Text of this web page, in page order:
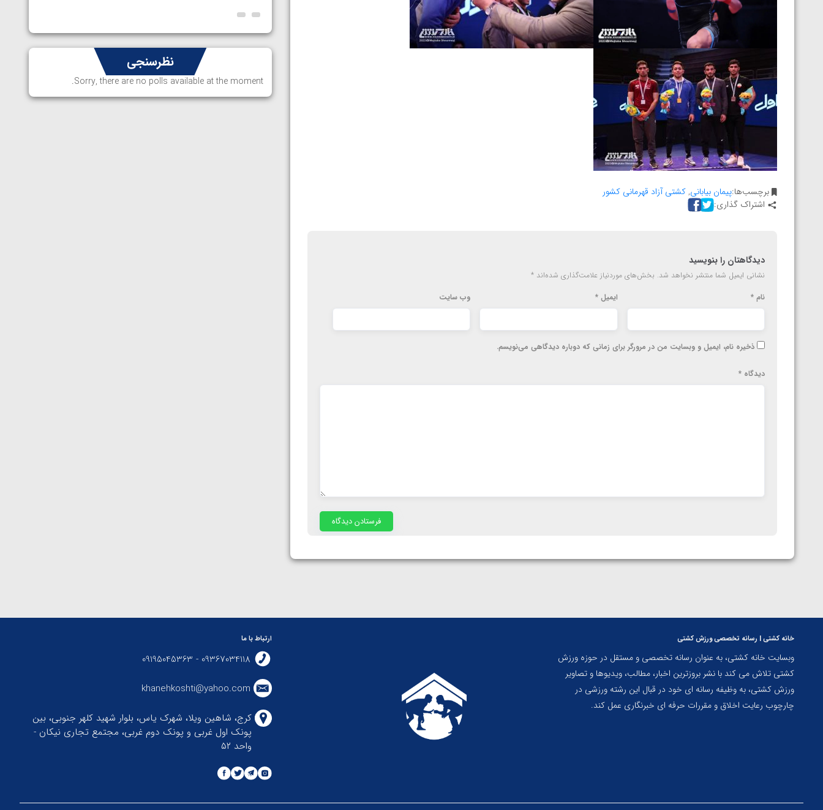
برچسب‌ها:پیمان بیابانی,کشتی آزاد قهرمانی کشور
اشتراک گذاری:
دیدگاهتان را بنویسید
نشانی ایمیل شما منتشر نخواهد شد. بخش‌های موردنیاز علامت‌گذاری شده‌اند *
نام * ایمیل* وب‌ سایت
ذخیره نام، ایمیل و وبسایت من در مرورگر برای زمانی که دوباره دیدگاهی می‌نویسم.
دیدگاه *
نظرسنجی
Sorry, there are no polls available at the moment.
خانه کشتی | رسانه تخصصی ورزش کشتی
وبسایت خانه کشتی، به عنوان رسانه تخصصی و مستقل در حوزه ورزش
کشتی تلاش می کند با نشر بروزترین اخبار، مطالب، ویدیوها و تصاویر
ورزش کشتی، به وظیفه رسانه ای خود در قبال این رشته ورزشی در
چارچوب رعایت اخلاق و مقررات حرفه ای خبرنگاری عمل کند.
ارتباط با ما
09367034118 - 09195045363
khanehkoshti@yahoo.com
کرج، شاهین ویلا، شهرک یاس، بلوار شهید کلهر جنوبی، بین
پونک اول غربی و پونک دوم غربی، مجتمع تجاری نیکان -
واحد ۵۲